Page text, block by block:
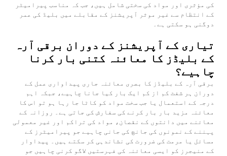
کی مؤثری اور مواد کی سختی شامل ہیں، جب کہ مناسب پیرامیٹر
کے انتظام سے غیر موثر آپریشنز کے مقابلے میں بلیڈ کی عمر
دوگنی ہو سکتی ہے۔
تیاری کے آپریشنز کے دوران برقی آرہ
کے بلیڈز کا معائنہ کتنی بار کرنا
چاہیے؟
برقی آرہ کے بلیڈز کا بصری معائنہ جاری پیداواری عمل کے
دوران ہر شفٹ کم از کم ایک بار کیا جانا چاہیے، جبکہ اہم
درجہ کے استعمال یا جب سخت مواد کو کاٹا جا رہا ہو تو اس کا
معائنہ مزید بار بار کرنے کی سفارش کی جاتی ہے۔ روزانہ کے
معائنے میں دانتوں کے نقصان، مواد کی تراکم اور غیر معمولی
پہننے کے نمونوں کی جانچ کی جانی چاہیے جو پیرامیٹرز کے
مسائل یا مرمت کی ضرورت کی نشاندہی کر سکتے ہیں۔ پیداوار
کے منیجرز کو ایسی معائنہ کی فہرستیں لاگو کرنی چاہیں جو